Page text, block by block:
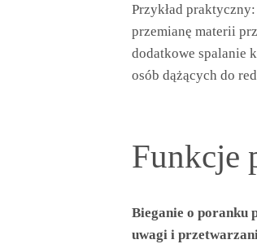
Przykład
przemianę materii
dodatkowe spalanie
osób dążących do
Funkcje
Bieganie o poranku
uwagi i